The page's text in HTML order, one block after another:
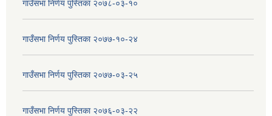
गाउँसभा निर्णय पुस्तिका २०७८-०३-१०
गाउँसभा निर्णय पुस्तिका २०७७-१०-२४
गाउँसभा निर्णय पुस्तिका २०७७-०३-२५
गाउँसभा निर्णय पुस्तिका २०७६-०३-२२